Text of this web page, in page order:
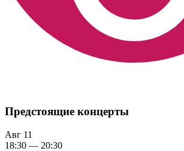
Предстоящие концерты
Авг 11
18:30 — 20:30